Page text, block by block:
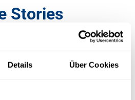
Details Über Cookies
Stories